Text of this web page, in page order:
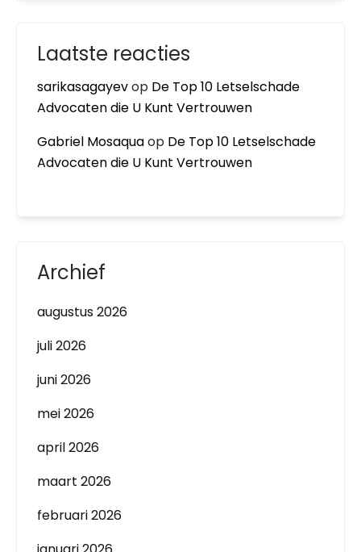
Laatste reacties
sarikasagayevop De Top 10 Letselschade
Advocaten die U Kunt Vertrouwen
Gabriel Mosaquaop De Top 10 Letselschade
Advocaten die U Kunt Vertrouwen
Archief
augustus 2026
juli 2026
juni 2026
mei 2026
april 2026
maart 2026
februari 2026